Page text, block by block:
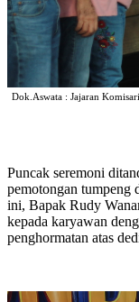
Dok.Aswata : Jajaran
Puncak seremoni
pemotongan tumpeng
ini, Bapak Rudy
kepada karyawan
penghormatan atas